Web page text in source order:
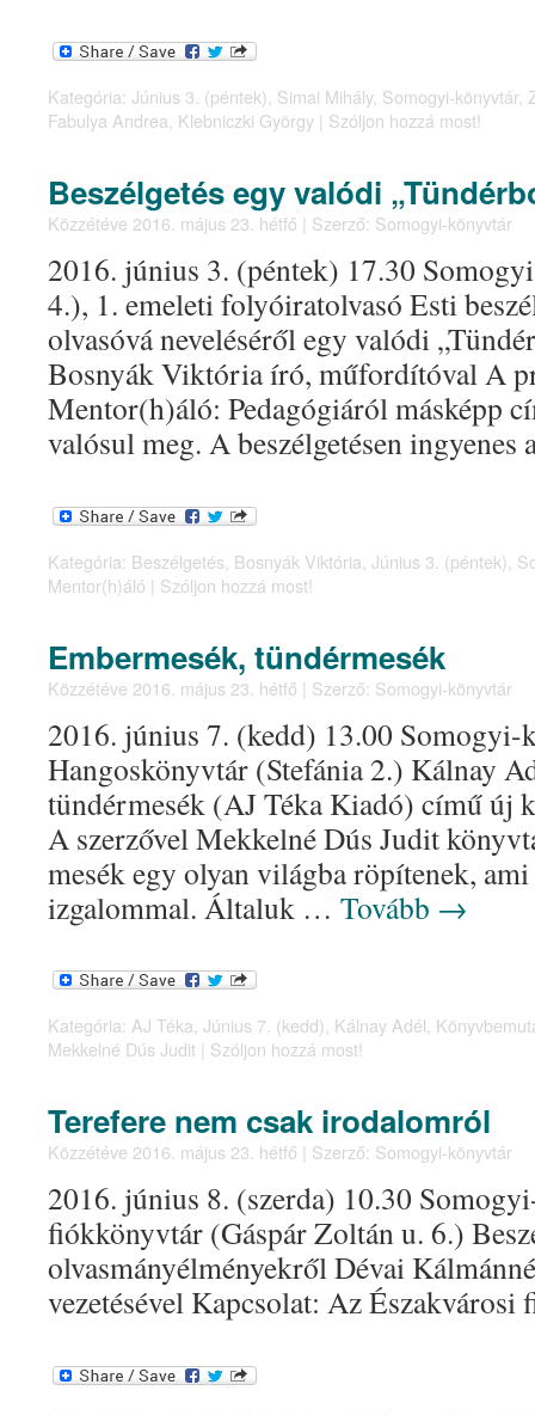
Kategória: Június 3. (péntek), Simai Mihály, Somogyi-könyvtár,
Fabulya Andrea, Klebniczki György | Szóljon hozzá most!
Beszélgetés egy valódi
Közzétéve 2016. május 23. hétfő | Szerző: Somogyi-könyvtár
2016. június 3. (péntek) 17.30
4.), 1. emeleti folyóiratolvasó Esti
olvasóvá neveléséről egy valódi
Bosnyák Viktória író, műfordítóval A
Mentor(h)áló: Pedagógiáról másképp
valósul meg. A beszélgetésen
Kategória: Beszélgetés Bosnyák Viktória Június 3. (péntek)
Mentor(h)áló | Szóljon hozzá most!
Embermesék, tündérmesék
Közzétéve 2016. május 23. hétfő | Szerző: Somogyi-könyvtár
2016. június 7. (kedd) 13.00 Somogyi-
Hangoskönyvtár (Stefánia 2.) Kálnay
tündérmesék (AJ Téka Kiadó) című új
A szerzővel Mekkelné Dús Judit
mesék egy olyan világba röpítenek,
izgalommal. Általuk … Tovább →
Kategória: AJ Téka, Június 7. (kedd), Kálnay Adél,
Mekkelné Dús Judit | Szóljon hozzá most!
Terefere nem csak irodalomról
Közzétéve 2016. május 23. hétfő | Szerző: Somogyi-könyvtár
2016. június 8. (szerda) 10.30
fiókkönyvtár (Gáspár Zoltán u. 6.)
olvasmányélményekről Dévai
vezetésével Kapcsolat: Az